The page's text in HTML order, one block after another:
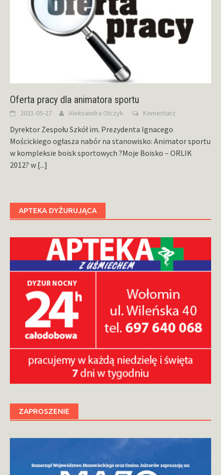
Oferta pracy dla animatora sportu
2021-05-27 Aleksandra Olczyk Komentarz
Dyrektor Zespołu Szkół im. Prezydenta Ignacego
Mościckiego ogłasza nabór na stanowisko: Animator sportu
w kompleksie boisk sportowych ?Moje Boisko – ORLIK
2012? w [...]
APTEKA DYŻURUJĄCA
ZAPROSZENIE